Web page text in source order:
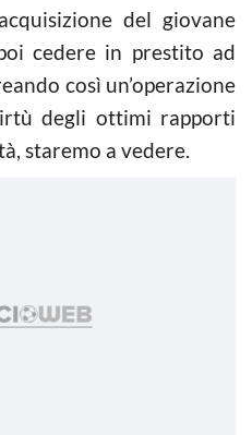
del giovane
cedere in prestito ad
così un’operazione
degli ottimi rapporti
staremo a vedere.